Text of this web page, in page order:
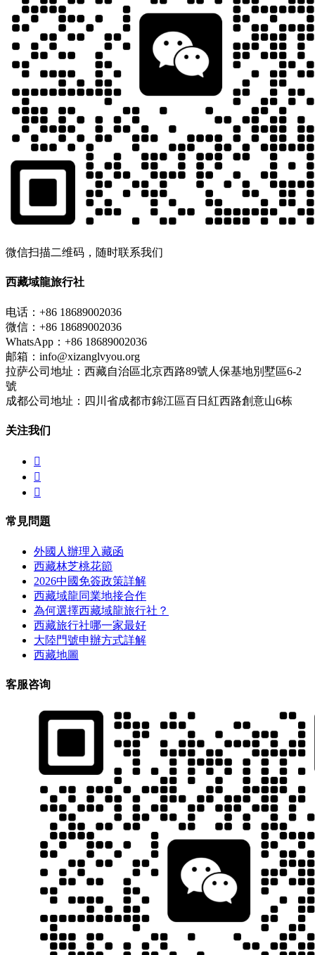
微信扫描二维码，随时联系我们
西藏域龍旅行社
电话：+86 18689002036
微信：+86 18689002036
WhatsApp：+86 18689002036
邮箱：info@xizanglvyou.org
拉萨公司地址：西藏自治區北京西路89號人保基地別墅區6-2
號
成都公司地址：四川省成都市錦江區百日紅西路創意山6栋
关注我们



常見問題
外國人辦理入藏函
西藏林芝桃花節
2026中國免簽政策詳解
西藏域龍同業地接合作
為何選擇西藏域龍旅行社？
西藏旅行社哪一家最好
大陸門號申辦方式詳解
西藏地圖
客服咨询